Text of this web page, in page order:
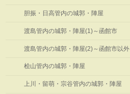
胆振・日高管内の城郭・陣屋
渡島管内の城郭・陣屋(1)～函館市
渡島管内の城郭・陣屋(2)～函館市以外
桧山管内の城郭・陣屋
上川・留萌・宗谷管内の城郭・陣屋